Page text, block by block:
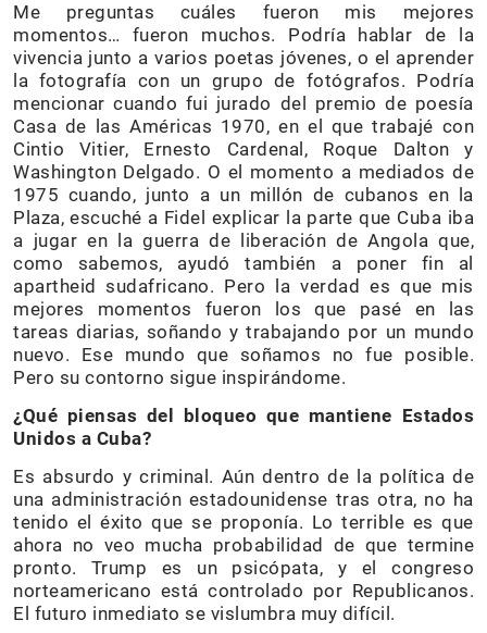
Me preguntas cuáles fueron mis mejores
momentos… fueron muchos. Podría hablar de la
vivencia junto a varios poetas jóvenes, o el aprender
la fotografía con un grupo de fotógrafos. Podría
mencionar cuando fui jurado del premio de poesía
Casa de las Américas 1970, en el que trabajé con
Cintio Vitier, Ernesto Cardenal, Roque Dalton y
Washington Delgado. O el momento a mediados de
1975 cuando, junto a un millón de cubanos en la
Plaza, escuché a Fidel explicar la parte que Cuba iba
a jugar en la guerra de liberación de Angola que,
como sabemos, ayudó también a poner fin al
apartheid sudafricano. Pero la verdad es que mis
mejores momentos fueron los que pasé en las
tareas diarias, soñando y trabajando por un mundo
nuevo. Ese mundo que soñamos no fue posible.
Pero su contorno sigue inspirándome.
¿Qué piensas del bloqueo que mantiene Estados
Unidos a Cuba?
Es absurdo y criminal. Aún dentro de la política de
una administración estadounidense tras otra, no ha
tenido el éxito que se proponía. Lo terrible es que
ahora no veo mucha probabilidad de que termine
pronto. Trump es un psicópata, y el congreso
norteamericano está controlado por Republicanos.
El futuro inmediato se vislumbra muy difícil.